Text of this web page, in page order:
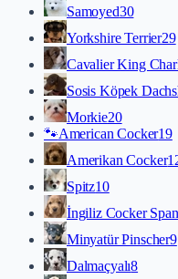
Samoyed30
Yorkshire Terrier29
Cavalier King
Sosis Köpek
Morkie20
🐾American Cocker19
Amerikan Cocker
Spitz10
İngiliz Cocker
Minyatür Pinscher9
Dalmaçyalı8